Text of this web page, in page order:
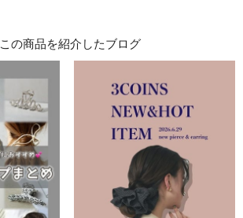
この商品を紹介したブログ